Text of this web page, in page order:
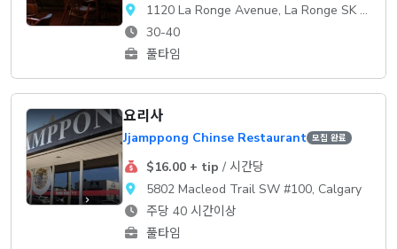
1120 La Ronge Avenue, La Ronge SK S0J 1L0
30-40
풀타임
요리사
Jjamppong Chinse Restaurant 모집 완료
$16.00 + tip / 시간당
5802 Macleod Trail SW #100, Calgary
주당 40 시간이상
풀타임